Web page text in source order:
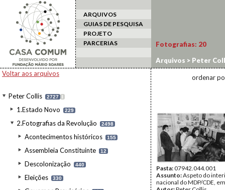
ARQUIVOS
GUIAS DE PESQUISA
PROJETO
PARCERIAS
Voltar aos arquivos
Peter Collis 2727 I
1.Estado Novo 229
2.Fotografias da Revolução 2498
Acontecimentos históricos 155
Assembleia Constituinte 12
Descolonização 440
Eleições 330
Fotografias: 20
Arquivos > Peter
ordenar
Pasta:07942.044.001
Assunto:Aspeto do
nacional do MDP/CDE,